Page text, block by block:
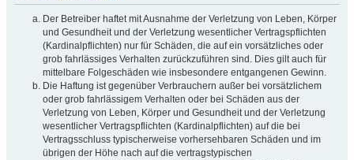
Der Betreiber haftet mit Ausnahme der Verletzung von Leben, Körper
und Gesundheit und der Verletzung wesentlicher Vertragspflichten
(Kardinalpflichten) nur für Schäden, die auf ein vorsätzliches oder
grob fahrlässiges Verhalten zurückzuführen sind. Dies gilt auch für
mittelbare Folgeschäden wie insbesondere entgangenen Gewinn.
Die Haftung ist gegenüber Verbrauchern außer bei vorsätzlichem
oder grob fahrlässigem Verhalten oder bei Schäden aus der
Verletzung von Leben, Körper und Gesundheit und der Verletzung
wesentlicher Vertragspflichten (Kardinalpflichten) auf die bei
Vertragsschluss typischerweise vorhersehbaren Schäden und im
übrigen der Höhe nach auf die vertragstypischen